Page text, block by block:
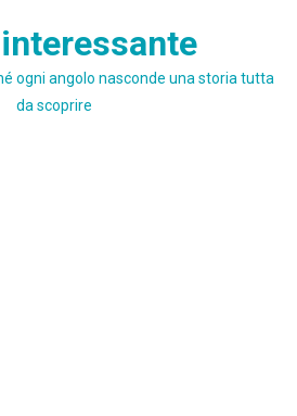
ogni angolo nasconde una storia tutta
da scoprire